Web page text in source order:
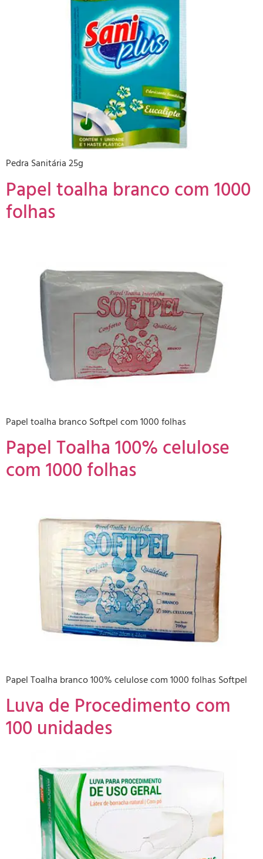
Pedra Sanitária 25g
Papel toalha branco com 1000
folhas
Papel toalha branco Softpel com 1000 folhas
Papel Toalha 100% celulose
com 1000 folhas
Papel Toalha branco 100% celulose com 1000 folhas Softpel
Luva de Procedimento com
100 unidades